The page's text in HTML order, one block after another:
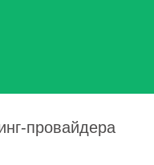
провайдера